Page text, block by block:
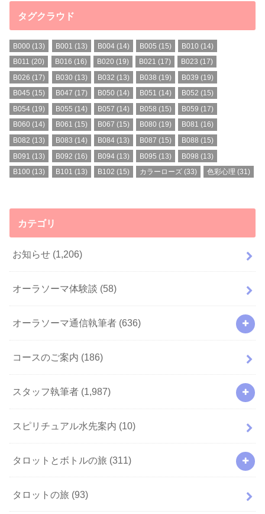
タグクラウド
B000 (13) B001 (13) B004(14) B005 (15) B010 (14)
B011 (20) B016 (16) B020 (19) B021 (17) B023 (17)
B026 (17) B030 (13) B032 (13) B038 (19) B039 (19)
B045 (15) B047 (17) B050 (14) B051 (14) B052 (15)
B054 (19) B055 (14) B057 (14) B058 (15) B059 (17)
B060 (14) B061 (15) B067 (15) B080 (19) B081 (16)
B082 (13) B083 (14) B084(13) B087 (15) B088 (15)
B091 (13) B092 (16) B094(13) B095 (13) B098 (13)
B100 (13) B101 (13) B102 (15) カラーローズ (33) 色彩心理 (31)
カテゴリ
お知らせ (1,206)
オーラソーマ体験談 (58)
オーラソーマ通信執筆者 (636)
コースのご案内 (186)
スタッフ執筆者 (1,987)
スピリチュアル水先案内 (10)
タロットとボトルの旅 (311)
タロットの旅 (93)